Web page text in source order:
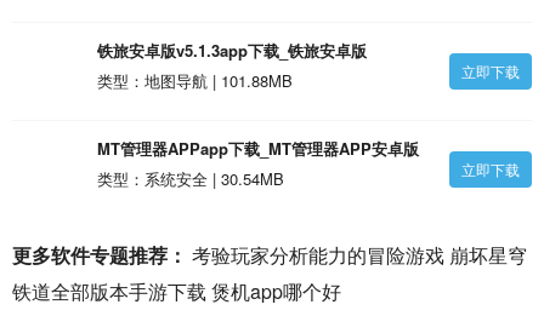
铁旅安卓版v5.1.3app下载_铁旅安卓版
v5.1.35.1.30安卓版
类型：地图导航 | 101.88MB 立即下载
MT管理器APPapp下载_MT管理器APP安卓版
类型：系统安全 | 30.54MB
立即下载
更多软件专题推荐： 考验玩家分析能力的冒险游戏 崩坏星穹
铁道全部版本手游下载 煲机app哪个好